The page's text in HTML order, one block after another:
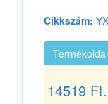
Cikkszám:
14519 Ft.